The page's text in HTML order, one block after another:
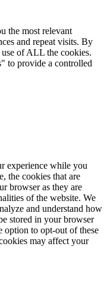
the most relevant
and repeat visits. By
of ALL the cookies.
to provide a controlled
experience while you
the cookies that are
browser as they are
of the website. We
and understand how
stored in your browser
option to opt-out of these
may affect your